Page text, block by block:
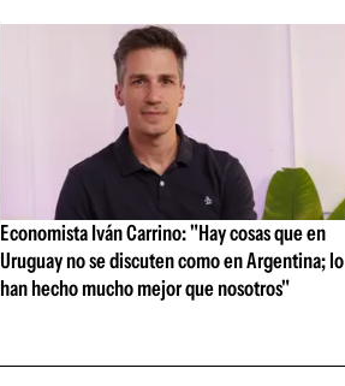
Economista Iván Carrino: "Hay cosas que en
Uruguay no se discuten como en Argentina; lo
han hecho mucho mejor que nosotros"